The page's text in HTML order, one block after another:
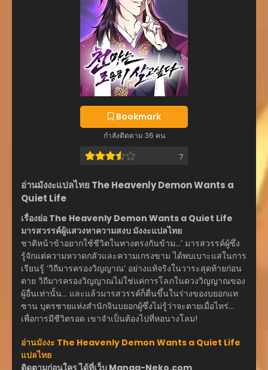
Bookmark
กำลังติดตาม 36 คน
7
อ่านมังงะแปลไทย The Heavenly Demon Wants a
Quiet Life
เรื่องย่อ The Heavenly Demon Wants a Quiet Life
มารสวรรค์ผู้แสวงหาความสงบ มังงะแปลไทย
ชาติหน้าข้าอยากใช้ชีวิตในทางตรงกันข้าม…’ มารสวรรค์ผู้ซึ่ง
รู้จักแต่ความหวาดกลัวและความเกรงขาม ได้พบเบาะแสในการ
เรียนรู้ ‘วิถีมารครองวิญญาณ’ อย่างแท้จริงในวาระสุดท้ายก่อน
ตาย วิถีมารครองวิญญาณไม่ใช่แค่การโลภในดวงวิญญาณของ
ผู้อื่นเท่านั้น… และแล้วมารสวรรค์ก็ตื่นขึ้นในร่างของบยอกแท
ซาน บุตรชายแห่งสำนักจินบยอกผู้ซึ่งไม่รู้ว่าจะตายเมื่อไหร่…
เพื่อการมีชีวิตรอด เขาจำเป็นต้องไปที่หอนางโลม!
อ่านมังงะ The Heavenly Demon Wants a Quiet Life
แปลไทย
ติดตามก่อนใคร ได้ที่เว็บ Manga-Neko.com